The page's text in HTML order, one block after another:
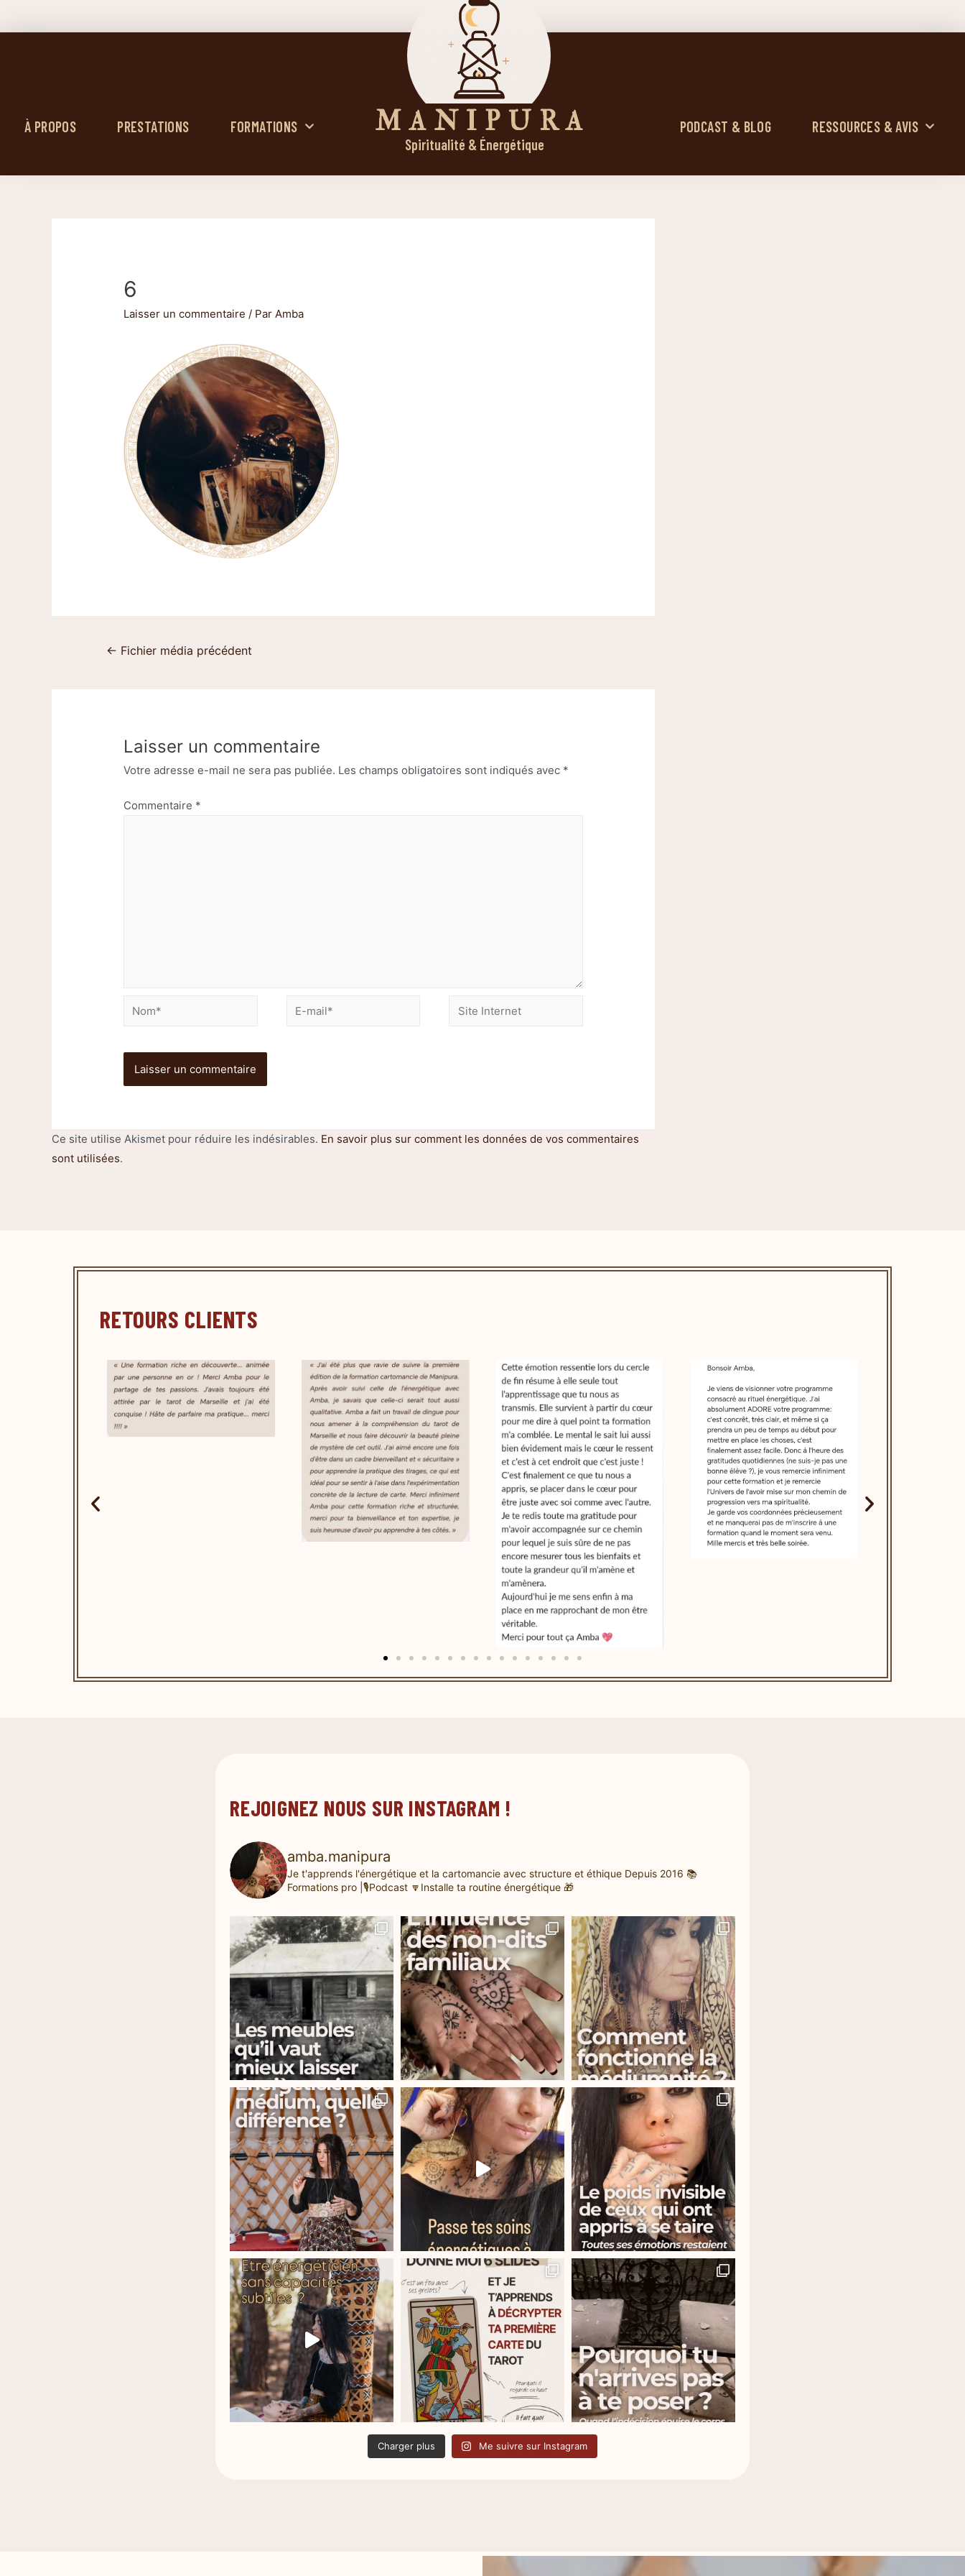
À PROPOS PRESTATIONS FORMATIONS M A N I P U R A PODCAST & BLOG
RESSOURCES & AVIS
Spiritualité & Énergétique
6
Laisser un commentaire / ParAmba
← Fichier média précédent
Laisser un commentaire
Votre adresse e-mail ne sera pas publiée. Les champs obligatoires sont indiqués avec *
Commentaire *
Ce site utilise Akismet pour réduire les indésirables. En savoir plus sur comment les données de vos commentaires
sont utilisées.
RETOURS CLIENTS
REJOIGNEZ NOUS SUR INSTAGRAM !
amba.manipura
Je t'apprends l'énergétique et la cartomancie avec structure et éthique Depuis 2016 📚
Formations pro |🎙️Podcast 🔽Installe ta routine énergétique 🎁
Charger plus Me suivre sur Instagram